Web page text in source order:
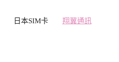
日本SIM卡 翔翼通訊